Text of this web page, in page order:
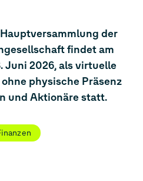
der
findet am
Juni 2026, als virtuelle
physische Präsenz
und Aktionäre statt.